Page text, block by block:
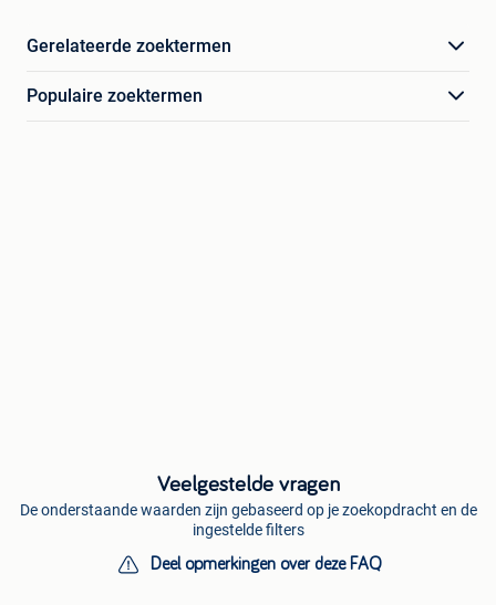
Gerelateerde zoektermen
Populaire zoektermen
Veelgestelde vragen
De onderstaande waarden zijn gebaseerd op je zoekopdracht en de
ingestelde filters
Deel opmerkingen over deze FAQ